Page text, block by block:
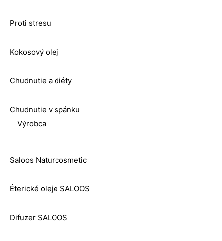
Proti stresu
Kokosový olej
Chudnutie a diéty
Chudnutie v spánku
Výrobca
Saloos Naturcosmetic
Éterické oleje SALOOS
Difuzer SALOOS